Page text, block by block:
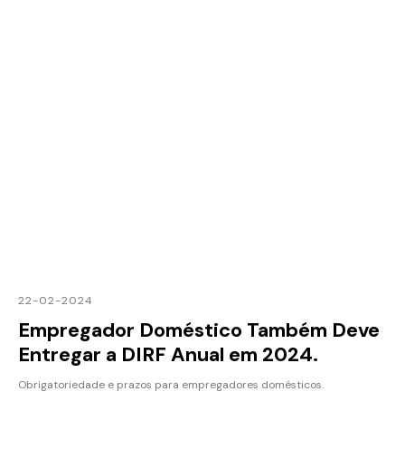
22-02-2024
Empregador Doméstico Também Deve
Entregar a DIRF Anual em 2024.
Obrigatoriedade e prazos para empregadores domésticos.